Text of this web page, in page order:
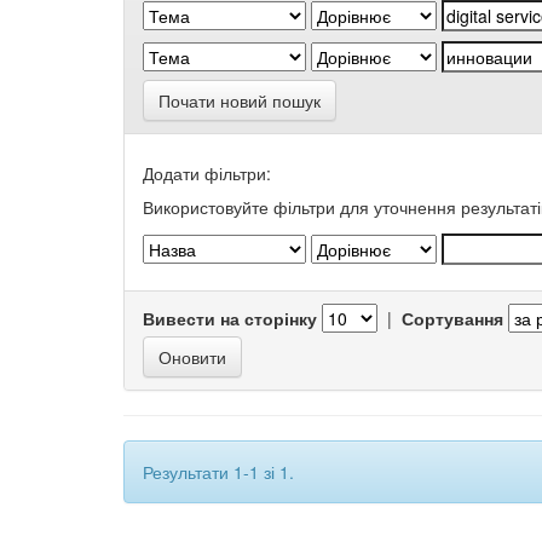
Почати новий пошук
Додати фільтри:
Використовуйте фільтри для уточнення
Вивести на сторінку | Сортування
Результати 1-1 зі 1.